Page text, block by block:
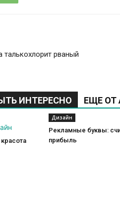
талькохлорит рваный
ИНТЕРЕСНО ЕЩЕ ОТ
Дизайн
Рекламные буквы:
прибыль